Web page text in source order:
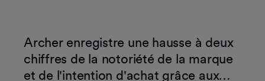
Archer enregistre une hausse à deux
chiffres de la notoriété de la marque
et de l'intention d'achat grâce aux